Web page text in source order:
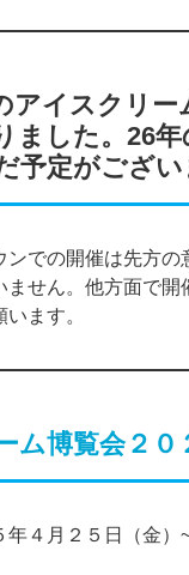
アイスクリー
ました。26年
予定がござい
ンでの開催は先方の
ません。他方面で開
ます。
ム博覧会２０
４月２５日（金）